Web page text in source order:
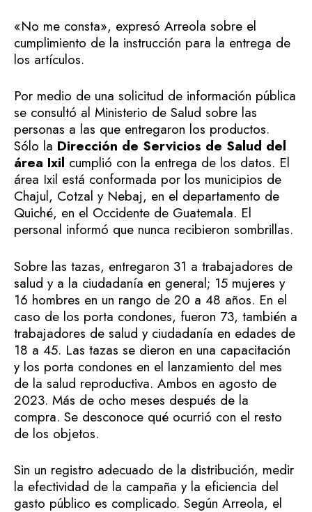
«No me consta», expresó Arreola sobre el
cumplimiento de la instrucción para la entrega de
los artículos.
Por medio de una solicitud de información pública
se consultó al Ministerio de Salud sobre las
personas a las que entregaron los productos.
Sólo la Dirección de Servicios de Salud del
área Ixil cumplió con la entrega de los datos. El
área Ixil está conformada por los municipios de
Chajul, Cotzal y Nebaj, en el departamento de
Quiché, en el Occidente de Guatemala. El
personal informó que nunca recibieron sombrillas.
Sobre las tazas, entregaron 31 a trabajadores de
salud y a la ciudadanía en general; 15 mujeres y
16 hombres en un rango de 20 a 48 años. En el
caso de los porta condones, fueron 73, también a
trabajadores de salud y ciudadanía en edades de
18 a 45. Las tazas se dieron en una capacitación
y los porta condones en el lanzamiento del mes
de la salud reproductiva. Ambos en agosto de
2023. Más de ocho meses después de la
compra. Se desconoce qué ocurrió con el resto
de los objetos.
Sin un registro adecuado de la distribución, medir
la efectividad de la campaña y la eficiencia del
gasto público es complicado. Según Arreola, el